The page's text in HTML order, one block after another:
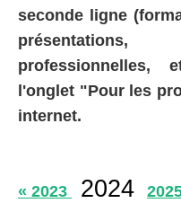
seconde ligne
professionnelles,
l'onglet "Pour les
internet.
« 2023 2024